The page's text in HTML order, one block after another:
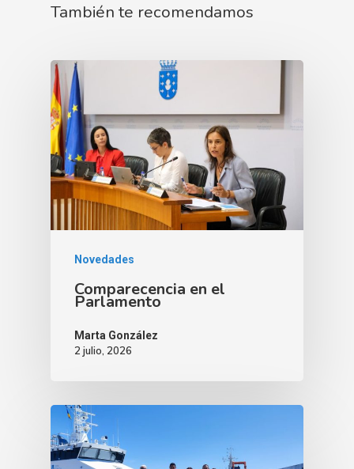
También te recomendamos
Novedades
Comparecencia en el
Parlamento
Marta González
2 julio, 2026